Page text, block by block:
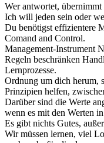
Wer antwortet,
Ich will jeden sein oder
Du benötigst effizientere
Comand and Control.
Management-Instrument
Regeln beschränken
Lernprozesse.
Ordnung um dich herum,
Prinzipien helfen,
Darüber sind die Werte
wenn es mit den Werten
Es gibt nichts Gutes,
Wir müssen lernen, viel